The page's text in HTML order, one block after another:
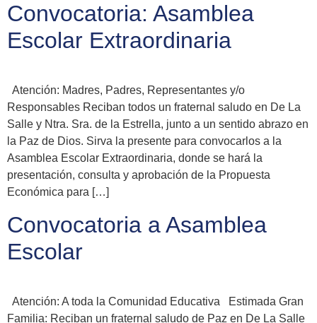
Convocatoria: Asamblea
Escolar Extraordinaria
Atención: Madres, Padres, Representantes y/o
Responsables Reciban todos un fraternal saludo en De La
Salle y Ntra. Sra. de la Estrella, junto a un sentido abrazo en
la Paz de Dios. Sirva la presente para convocarlos a la
Asamblea Escolar Extraordinaria, donde se hará la
presentación, consulta y aprobación de la Propuesta
Económica para […]
Convocatoria a Asamblea
Escolar
Atención: A toda la Comunidad Educativa Estimada Gran
Familia: Reciban un fraternal saludo de Paz en De La Salle